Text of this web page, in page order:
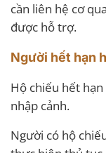
cần liên hệ cơ
được hỗ trợ.
Người hết hạn
Hộ chiếu hết
nhập cảnh.
Người có hộ